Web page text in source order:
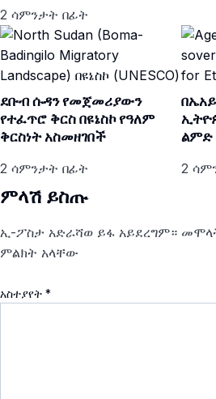
2 ሳምንታት በፊት
ደቡብ ሱዳን የመጀመሪያውን
የተፈጥሮ ቅርስ በዩኔስኮ የዓለም
ቅርስነት አስመዘገበች
2 ሳምንታት በፊት
ልምድ
2
ምላሽ ይስጡ
ኢ-ፖስታ አድራሻወ ይፋ አይደረግም።
ምልክት አላቸው
አስተያየት *